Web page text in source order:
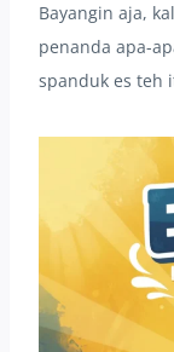
Bayangin aja,
penanda apa-
spanduk es teh